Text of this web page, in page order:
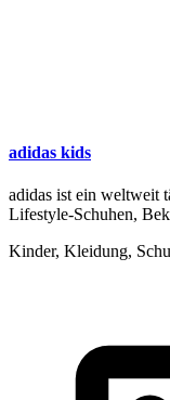
adidas kids
adidas ist ein weltweit
Lifestyle-Schuhen,
Kinder, Kleidung,